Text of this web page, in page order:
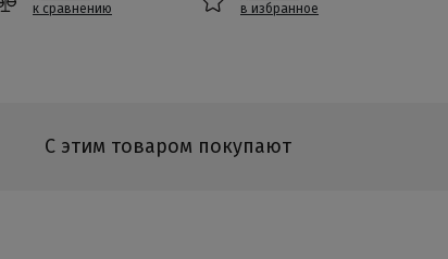
к сравнению
в избранное
С этим товаром покупают